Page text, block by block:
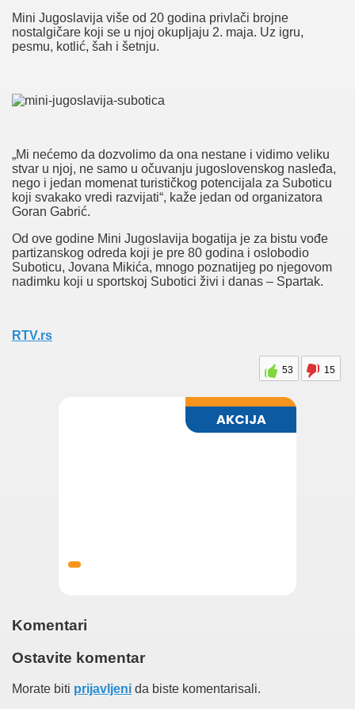
Mini Jugoslavija više od 20 godina privlači brojne
nostalgičare koji se u njoj okupljaju 2. maja. Uz igru,
pesmu, kotlić, šah i šetnju.
„Mi nećemo da dozvolimo da ona nestane i vidimo veliku
stvar u njoj, ne samo u očuvanju jugoslovenskog nasleđa,
nego i jedan momenat turističkog potencijala za Suboticu
koji svakako vredi razvijati“, kaže jedan od organizatora
Goran Gabrić.
Od ove godine Mini Jugoslavija bogatija je za bistu vođe
partizanskog odreda koji je pre 80 godina i oslobodio
Suboticu, Jovana Mikića, mnogo poznatijeg po njegovom
nadimku koji u sportskoj Subotici živi i danas – Spartak.
RTV.rs
53 15
Komentari
Ostavite komentar
Morate biti prijavljeni da biste komentarisali.